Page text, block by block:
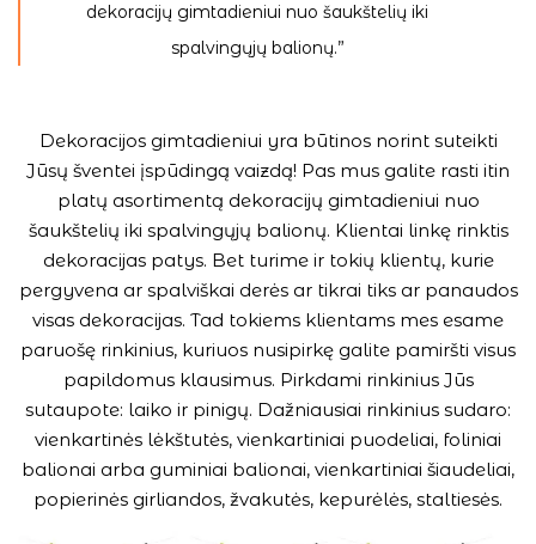
dekoracijų gimtadieniui nuo šaukštelių iki
spalvingųjų balionų.”
Dekoracijos gimtadieniui yra būtinos norint suteikti
Jūsų šventei įspūdingą vaizdą! Pas mus galite rasti itin
platų asortimentą dekoracijų gimtadieniui nuo
šaukštelių iki spalvingųjų balionų. Klientai linkę rinktis
dekoracijas patys. Bet turime ir tokių klientų, kurie
pergyvena ar spalviškai derės ar tikrai tiks ar panaudos
visas dekoracijas. Tad tokiems klientams mes esame
paruošę rinkinius, kuriuos nusipirkę galite pamiršti visus
papildomus klausimus. Pirkdami rinkinius Jūs
sutaupote: laiko ir pinigų. Dažniausiai rinkinius sudaro:
vienkartinės lėkštutės, vienkartiniai puodeliai, foliniai
balionai arba guminiai balionai, vienkartiniai šiaudeliai,
popierinės girliandos, žvakutės, kepurėlės, staltiesės.